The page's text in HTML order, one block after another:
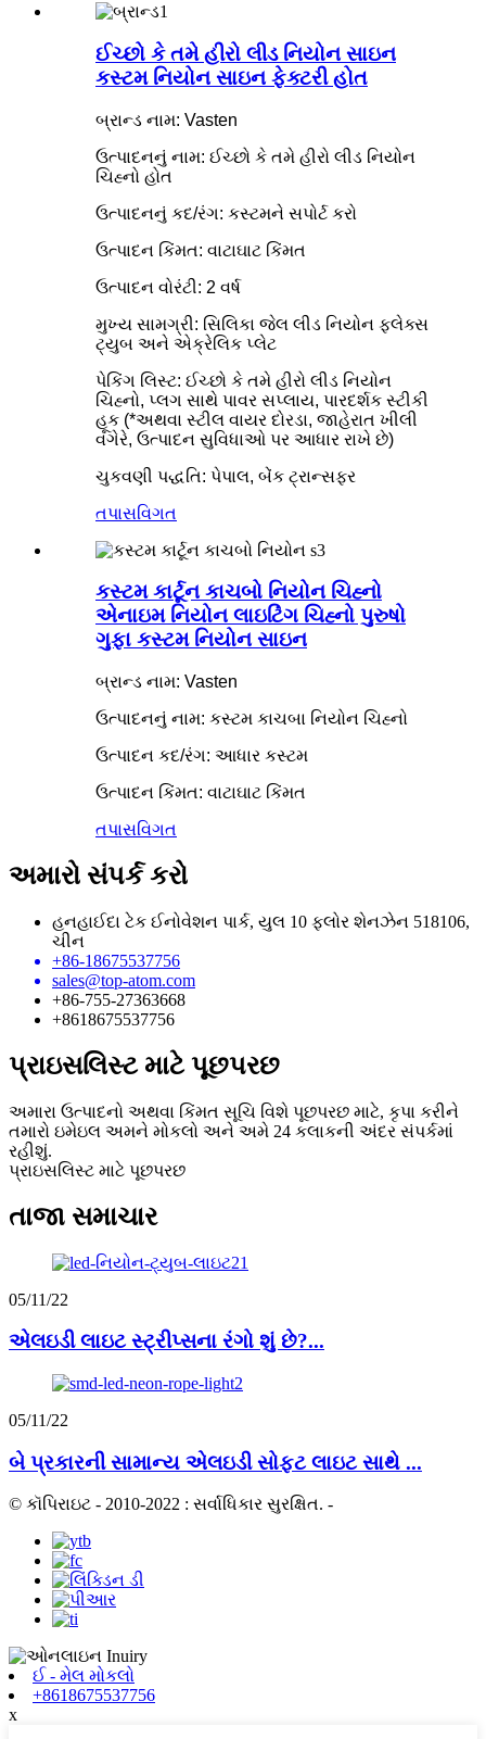
ઈચ્છો કે તમે હીરો લીડ નિયોન સાઇન
કસ્ટમ નિયોન સાઇન ફેક્ટરી હોત
બ્રાન્ડ નામ: Vasten
ઉત્પાદનનું નામ: ઈચ્છો કે તમે હીરો લીડ નિયોન
ચિહ્નો હોત
ઉત્પાદનનું કદ/રંગ: કસ્ટમને સપોર્ટ કરો
ઉત્પાદન કિંમત: વાટાઘાટ કિંમત
ઉત્પાદન વોરંટી: 2 વર્ષ
મુખ્ય સામગ્રી: સિલિકા જેલ લીડ નિયોન ફ્લેક્સ
ટ્યુબ અને એક્રેલિક પ્લેટ
પેકિંગ લિસ્ટ: ઈચ્છો કે તમે હીરો લીડ નિયોન
ચિહ્નો, પ્લગ સાથે પાવર સપ્લાય, પારદર્શક સ્ટીકી
હૂક (*અથવા સ્ટીલ વાયર દોરડા, જાહેરાત ખીલી
વગેરે, ઉત્પાદન સુવિધાઓ પર આધાર રાખે છે)
ચુકવણી પદ્ધતિ: પેપાલ, બેંક ટ્રાન્સફર
તપાસવિગત
કસ્ટમ કાર્ટૂન કાચબો નિયોન ચિહ્નો
એનાઇમ નિયોન લાઇટિંગ ચિહ્નો પુરુષો
ગુફા કસ્ટમ નિયોન સાઇન
બ્રાન્ડ નામ: Vasten
ઉત્પાદનનું નામ: કસ્ટમ કાચબા નિયોન ચિહ્નો
ઉત્પાદન કદ/રંગ: આધાર કસ્ટમ
ઉત્પાદન કિંમત: વાટાઘાટ કિંમત
તપાસવિગત
અમારો સંપર્ક કરો
હનહાઈદા ટેક ઈનોવેશન પાર્ક, યુલ 10 ફ્લોર શેનઝેન 518106,
ચીન
+86-18675537756
sales@top-atom.com
+86-755-27363668
+8618675537756
પ્રાઇસલિસ્ટ માટે પૂછપરછ
અમારા ઉત્પાદનો અથવા કિંમત સૂચિ વિશે પૂછપરછ માટે, કૃપા કરીને
તમારો ઇમેઇલ અમને મોકલો અને અમે 24 કલાકની અંદર સંપર્કમાં
રહીશું.
પ્રાઇસલિસ્ટ માટે પૂછપરછ
તાજા સમાચાર
05/11/22
એલઇડી લાઇટ સ્ટ્રીપ્સના રંગો શું છે?...
05/11/22
બે પ્રકારની સામાન્ય એલઇડી સોફ્ટ લાઇટ સાથે ...
© કૉપિરાઇટ - 2010-2022 : સર્વાધિકાર સુરક્ષિત. -
ઈ - મેલ મોકલો
+8618675537756
x